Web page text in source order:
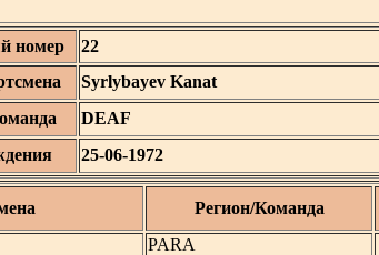
номер 22
Syrlybayev Kanat
DEAF
25-06-1972
Регион/Команда
PARA